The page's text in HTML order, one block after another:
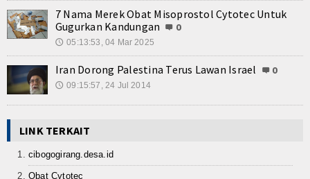
7 Nama Merek Obat Misoprostol Cytotec Untuk
Gugurkan Kandungan
0
🕔 05:13:53, 04 Mar 2025
Iran Dorong Palestina Terus Lawan Israel 0
🕔 09:15:57, 24 Jul 2014
LINK TERKAIT
cibogogirang.desa.id
Obat Cytotec